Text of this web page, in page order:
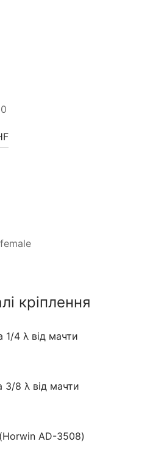
кріплення
4 λ від мачти
8 λ від мачти
AD-3508)